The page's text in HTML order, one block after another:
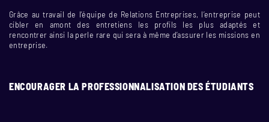
Grâce au travail de l’équipe de Relations Entreprises, l’entreprise peut
cibler en amont des entretiens les profils les plus adaptés et
rencontrer ainsi la perle rare qui sera à même d’assurer les missions en
entreprise.
ENCOURAGER LA PROFESSIONNALISATION DES ÉTUDIANTS